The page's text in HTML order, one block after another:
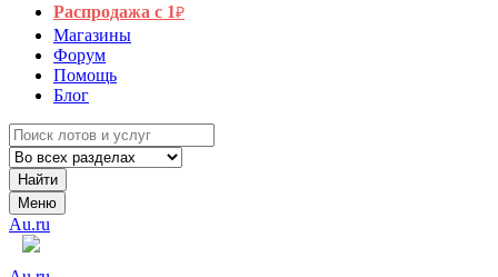
Распродажа с 1₽
Магазины
Форум
Помощь
Блог
Найти
Меню
Au.ru